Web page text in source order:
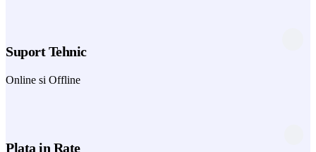
Suport Tehnic
Online si Offline
Plata in Rate